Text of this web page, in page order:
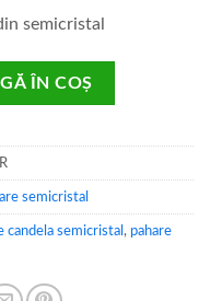
semicristal
ÎN COȘ
semicristal
candela semicristal , pahare